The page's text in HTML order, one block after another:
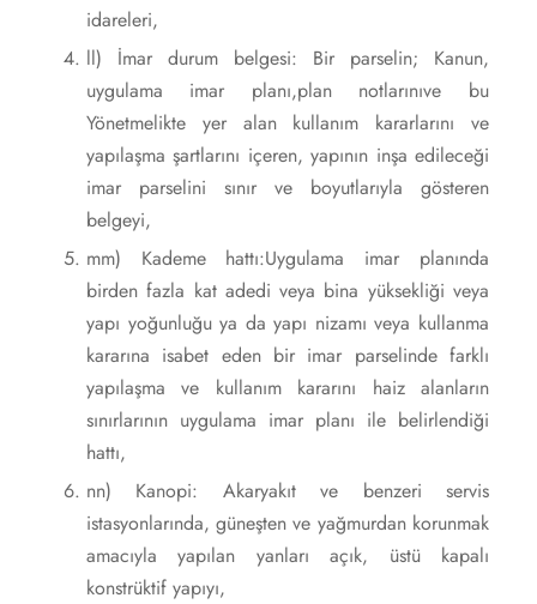
idareleri,
ll) İmar durum belgesi: Bir parselin; Kanun,
uygulama imar planı,plan notlarınıve bu
Yönetmelikte yer alan kullanım kararlarını ve
yapılaşma şartlarını içeren, yapının inşa edileceği
imar parselini sınır ve boyutlarıyla gösteren
belgeyi,
mm) Kademe hattı:Uygulama imar planında
birden fazla kat adedi veya bina yüksekliği veya
yapı yoğunluğu ya da yapı nizamı veya kullanma
kararına isabet eden bir imar parselinde farklı
yapılaşma ve kullanım kararını haiz alanların
sınırlarının uygulama imar planı ile belirlendiği
hattı,
nn) Kanopi: Akaryakıt ve benzeri servis
istasyonlarında, güneşten ve yağmurdan korunmak
amacıyla yapılan yanları açık, üstü kapalı
konstrüktif yapıyı,